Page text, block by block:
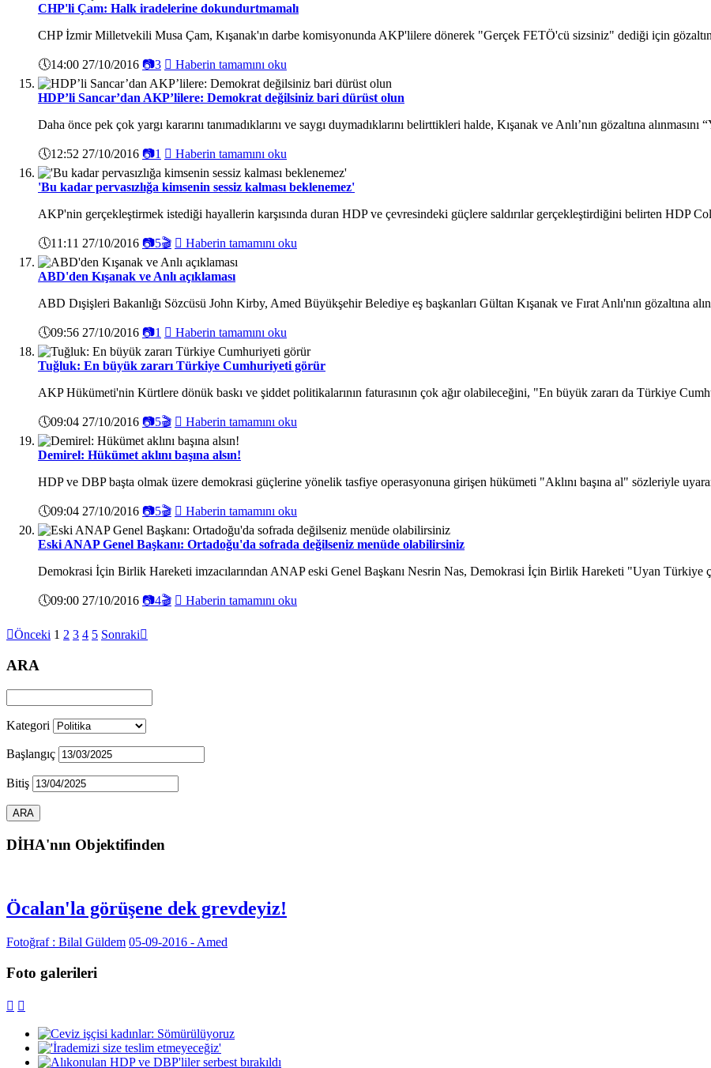
CHP'li Çam: Halk iradelerine dokundurtmamalı
CHP İzmir Milletvekili Musa Çam, Kışanak'ın darbe komisyonunda AKP'lilere dönerek "Gerçek FETÖ'cü sizsiniz" dediği için gözaltına
🕔14:00 27/10/2016 📷3  Haberin tamamını oku
HDP’li Sancar’dan AKP’lilere: Demokrat değilsiniz bari dürüst olun
Daha önce pek çok yargı kararını tanımadıklarını ve saygı duymadıklarını belirttikleri halde, Kışanak ve Anlı’nın gözaltına alınmasını
🕔12:52 27/10/2016 📷1  Haberin tamamını oku
'Bu kadar pervasızlığa kimsenin sessiz kalması beklenemez'
AKP'nin gerçekleştirmek istediği hayallerin karşısında duran HDP ve çevresindeki güçlere saldırılar gerçekleştirdiğini belirten HDP
🕔11:11 27/10/2016 📷5🎬  Haberin tamamını oku
ABD'den Kışanak ve Anlı açıklaması
ABD Dışişleri Bakanlığı Sözcüsü John Kirby, Amed Büyükşehir Belediye eş başkanları Gültan Kışanak ve Fırat Anlı'nın gözaltına
🕔09:56 27/10/2016 📷1  Haberin tamamını oku
Tuğluk: En büyük zararı Türkiye Cumhuriyeti görür
AKP Hükümeti'nin Kürtlere dönük baskı ve şiddet politikalarının faturasının çok ağır olabileceğini, "En büyük zararı da Türkiye
🕔09:04 27/10/2016 📷5🎬  Haberin tamamını oku
Demirel: Hükümet aklını başına alsın!
HDP ve DBP başta olmak üzere demokrasi güçlerine yönelik tasfiye operasyonuna girişen hükümeti "Aklını başına al" sözleriyle
🕔09:04 27/10/2016 📷5🎬  Haberin tamamını oku
Eski ANAP Genel Başkanı: Ortadoğu'da sofrada değilseniz menüde olabilirsiniz
Demokrasi İçin Birlik Hareketi imzacılarından ANAP eski Genel Başkanı Nesrin Nas, Demokrasi İçin Birlik Hareketi "Uyan Türkiye
🕔09:00 27/10/2016 📷4🎬  Haberin tamamını oku
Önceki 1 2 3 4 5 Sonraki
ARA
Kategori
Başlangıç
Bitiş
DİHA'nın Objektifinden
Öcalan'la görüşene dek grevdeyiz!
Fotoğraf : Bilal Güldem 05-09-2016 - Amed
Foto galerileri
 